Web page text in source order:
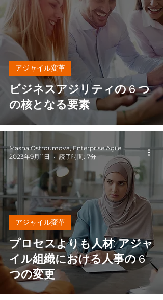
ビジネスアジリティの 6 つ
の核となる要素
アジャイル変革
プロセスよりも人材: アジャ
イル組織における人事の 6
つの変更
アジャイル変革
Masha Ostroumova, Enterprise Agile Coach
2023年9月11日
読了時間: 7分